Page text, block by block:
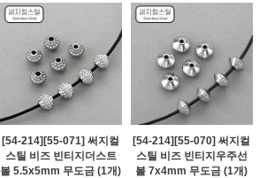
[54-214][55-071] 써지컬
스틸 비즈 빈티지더스트
볼 5.5x5mm 무도금 (1개)
[54-214][55-070] 써지컬
스틸 비즈 빈티지우주선
볼 7x4mm 무도금 (1개)